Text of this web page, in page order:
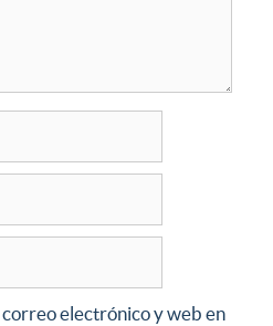
electrónico y web en